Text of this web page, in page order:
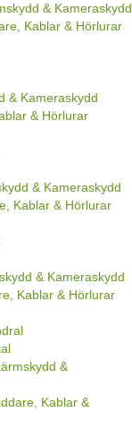
& Kameraskydd
Kablar & Hörlurar
& Kameraskydd
& Hörlurar
& Kameraskydd
Kablar & Hörlurar
& Kameraskydd
Kablar & Hörlurar
&
Kablar &